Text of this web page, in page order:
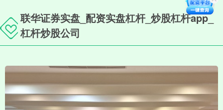
联华证券实盘_配资实盘杠杆_炒股杠杆app_
杠杆炒股公司